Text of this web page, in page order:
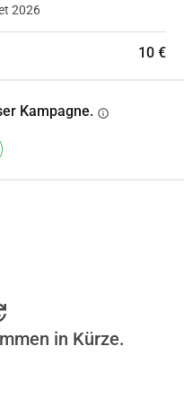
2026
10 €
Kampagne. info
in Kürze.